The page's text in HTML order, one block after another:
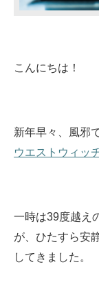
こんにちは！
新年早々、風邪
ウエストウィッ
一時は39度越え
が、ひたすら安
してきました。